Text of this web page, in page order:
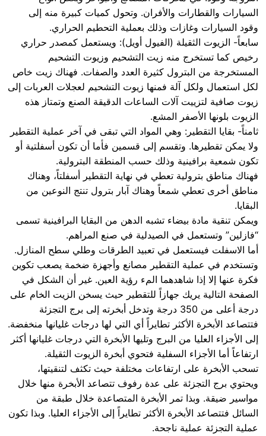
السيارات والقطارات والأفران. وتحول كميات كبيرة منه إلى
وقود السيارات وغازات وذلك بعملية التحطيم الحراري.
سابعاً- الزيوت الثقيلة (الفيول أويل): ويستعمل كمصدر حراري
رخيص كما تستخرج منه زيت التشحيم وزيوت التشحيم
المستخرجة من البترول كثيرة العدد والصفات. فهناك زيت خاص
لكل استعمال ولكل آلة فمنها زيوت التشحيم لعجلات العربات إلى
زيوت صافية لتزييت آلات الساعات الدقيقة الصنع وتمتاز هذه
الزيوت بلونها الأصفر المشع.
ثامناً- بقايا التقطير: وهي المواد التي تبقى في آخر عملية التقطير
ولا يمكن تقطيرها. وتقسم إلى قسمين فأما أن تكون أسفلتية أو
تكون شمعية برافينية وذلك حسب المنطقة البترولية.
فهناك مناطق بترولية تعطي في نهاية التقطير أسفلتاً، وهناك
مناطق أخرى تعطي شمعاً وهناك آبار بترول تنتج النوعين من
البقايا.
ويمكن تنقية مادة بيضاء تشبه الدهن من البقايا البرافينية تسمى
“فازلين” وتستعمل في الصيدلية في صنع المراهم.
أما الاسفلت فيستعمل في تعبيد الطرقات وطلي سطح المنازل.
وتستخدم في عملية التقطير مصانع وأجهزة ضخمة يصعب تكوين
فكرة عنها إلا إذا شاهدهما المء رؤية العين. غير أن الشكل في
الصفحة التالية يريك جهازاً للتقطير حيث يسخن الزيت الخام على
درجة أعلى من 350 درجة وتدخل أبخرته إلى برج التجزئة
فتتصاعد الأبخرة الأكثر تطايراً أي التي لها درجات غليانها منخفضة.
إلى الأجزاء العليا من البرج وتليها الأبخرة التي درجات غليانها أكثر
ارتفاعاً أما الأجزاء السفلية فتحوي أبخرة الزيوت الثقيلة.
تسحب الأبخرة على ارتفاعات مختلفة حيث تكثف لتنقيتها،
ويحتوي برج التجزئة على عدة رفوف تتصاعد الأبخرة منها خلال
مواسير ضيقة. وبذا تمر الأبخرة المتصاعدة خلال طبقة من
السائل فتتصاعد الأبخرة الأكثر تطايراً إلى الأجزاء العليا. وبذا تكون
عملية التجزئة عملية ناجحة.